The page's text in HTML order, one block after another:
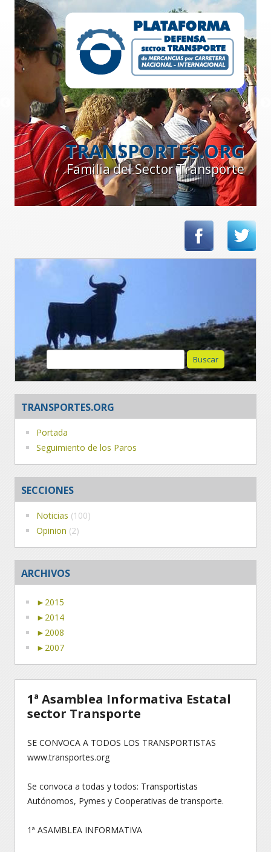
TRANSPORTES.ORG
Familia del Sector Transporte
Buscar:
TRANSPORTES.ORG
Portada
Seguimiento de los Paros
SECCIONES
Noticias (100)
Opinion (2)
ARCHIVOS
► 2015
► 2014
► 2008
► 2007
1ª Asamblea Informativa Estatal
sector Transporte
SE CONVOCA A TODOS LOS TRANSPORTISTAS
www.transportes.org
Se convoca a todas y todos: Transportistas
Autónomos, Pymes y Cooperativas de transporte.
1ª ASAMBLEA INFORMATIVA